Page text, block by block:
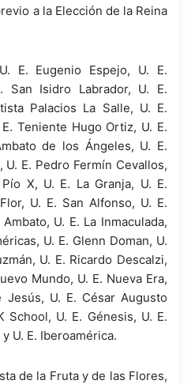
a la Elección de la Reina
E. Eugenio Espejo, U. E.
San Isidro Labrador, U. E.
Palacios La Salle, U. E.
Teniente Hugo Ortiz, U. E.
de los Ángeles, U. E.
U. E. Pedro Fermín Cevallos,
X, U. E. La Granja, U. E.
U. E. San Alfonso, U. E.
U. E. La Inmaculada,
U. E. Glenn Doman, U.
U. E. Ricardo Descalzi,
Mundo, U. E. Nueva Era,
Jesús, U. E. César Augusto
School, U. E. Génesis, U. E.
U. E. Iberoamérica.
de la Fruta y de las Flores,